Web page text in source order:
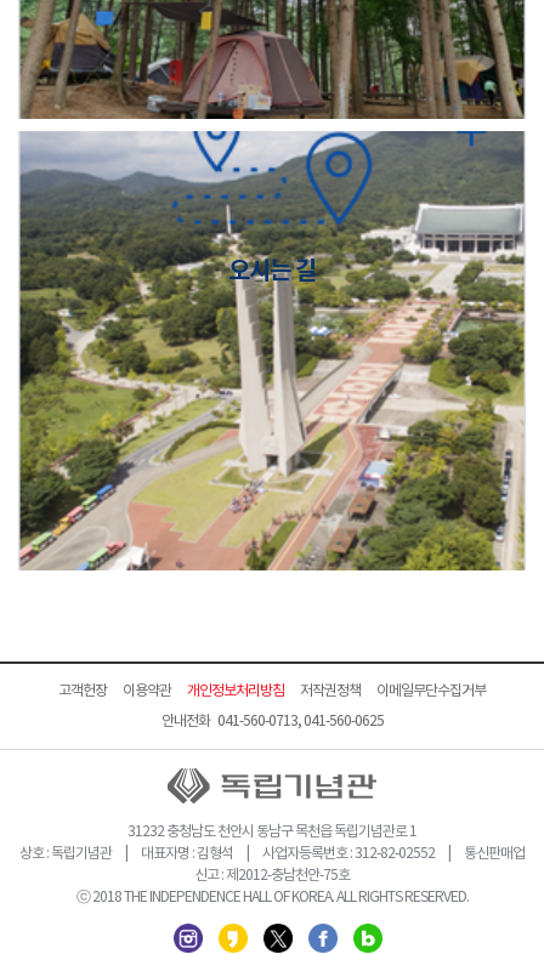
오시는 길
고객헌장 이용약관 개인정보처리방침 저작권정책
이메일무단수집거부
안내전화 041-560-0713, 041-560-0625
31232 충청남도 천안시 동남구 목천읍 독립기념관로 1
상호 : 독립기념관 | 대표자명 : 김형석 | 사업자등록번호 : 312-82-02552 | 통신판매업
신고 : 제2012-충남천안-75호
ⓒ 2018 THE INDEPENDENCE HALL OF KOREA. ALL RIGHTS RESERVED.